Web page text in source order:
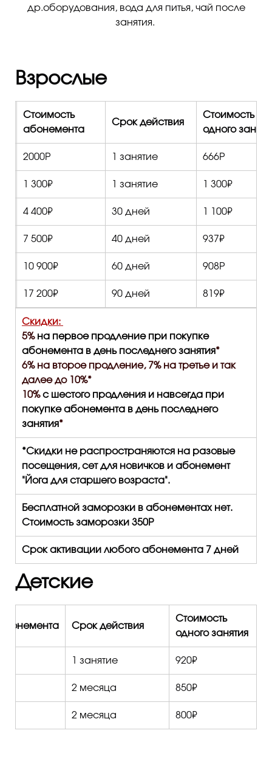
др.оборудования, вода для питья, чай после
занятия.
Взрослые
Стоимость
абонемента
Срок действия
Стоимость
одного
2000Р 1 занятие 666Р
1 300₽ 1 занятие 1 300₽
4 400₽ 30 дней 1 100₽
7 500₽ 40 дней 937₽
10 900₽ 60 дней 908Р
17 200₽ 90 дней 819₽
Скидки:
5% на первое продление при покупке
абонемента в день последнего занятия*
6% на второе продление, 7% на третье и так
далее до 10%*
10%с шестого продления и навсегда при
покупке абонемента в день последнего
занятия*
*Скидки не распространяются на разовые
посещения, сет для новичков и абонемент
"Йога для старшего возраста".
Бесплатной заморозки в абонементах нет.
Стоимость заморозки 350Р
Срок активации любого абонемента 7 дней
Детские
Срок действия
Стоимость
одного занятия
1 занятие 920₽
2 месяца 850₽
2 месяца 800₽